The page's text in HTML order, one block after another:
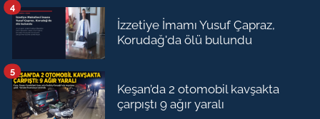
İzzetiye İmamı Yusuf Çapraz,
Korudağ'da ölü bulundu
4
Keşan’da 2 otomobil kavşakta
çarpıştı 9 ağır yaralı
5